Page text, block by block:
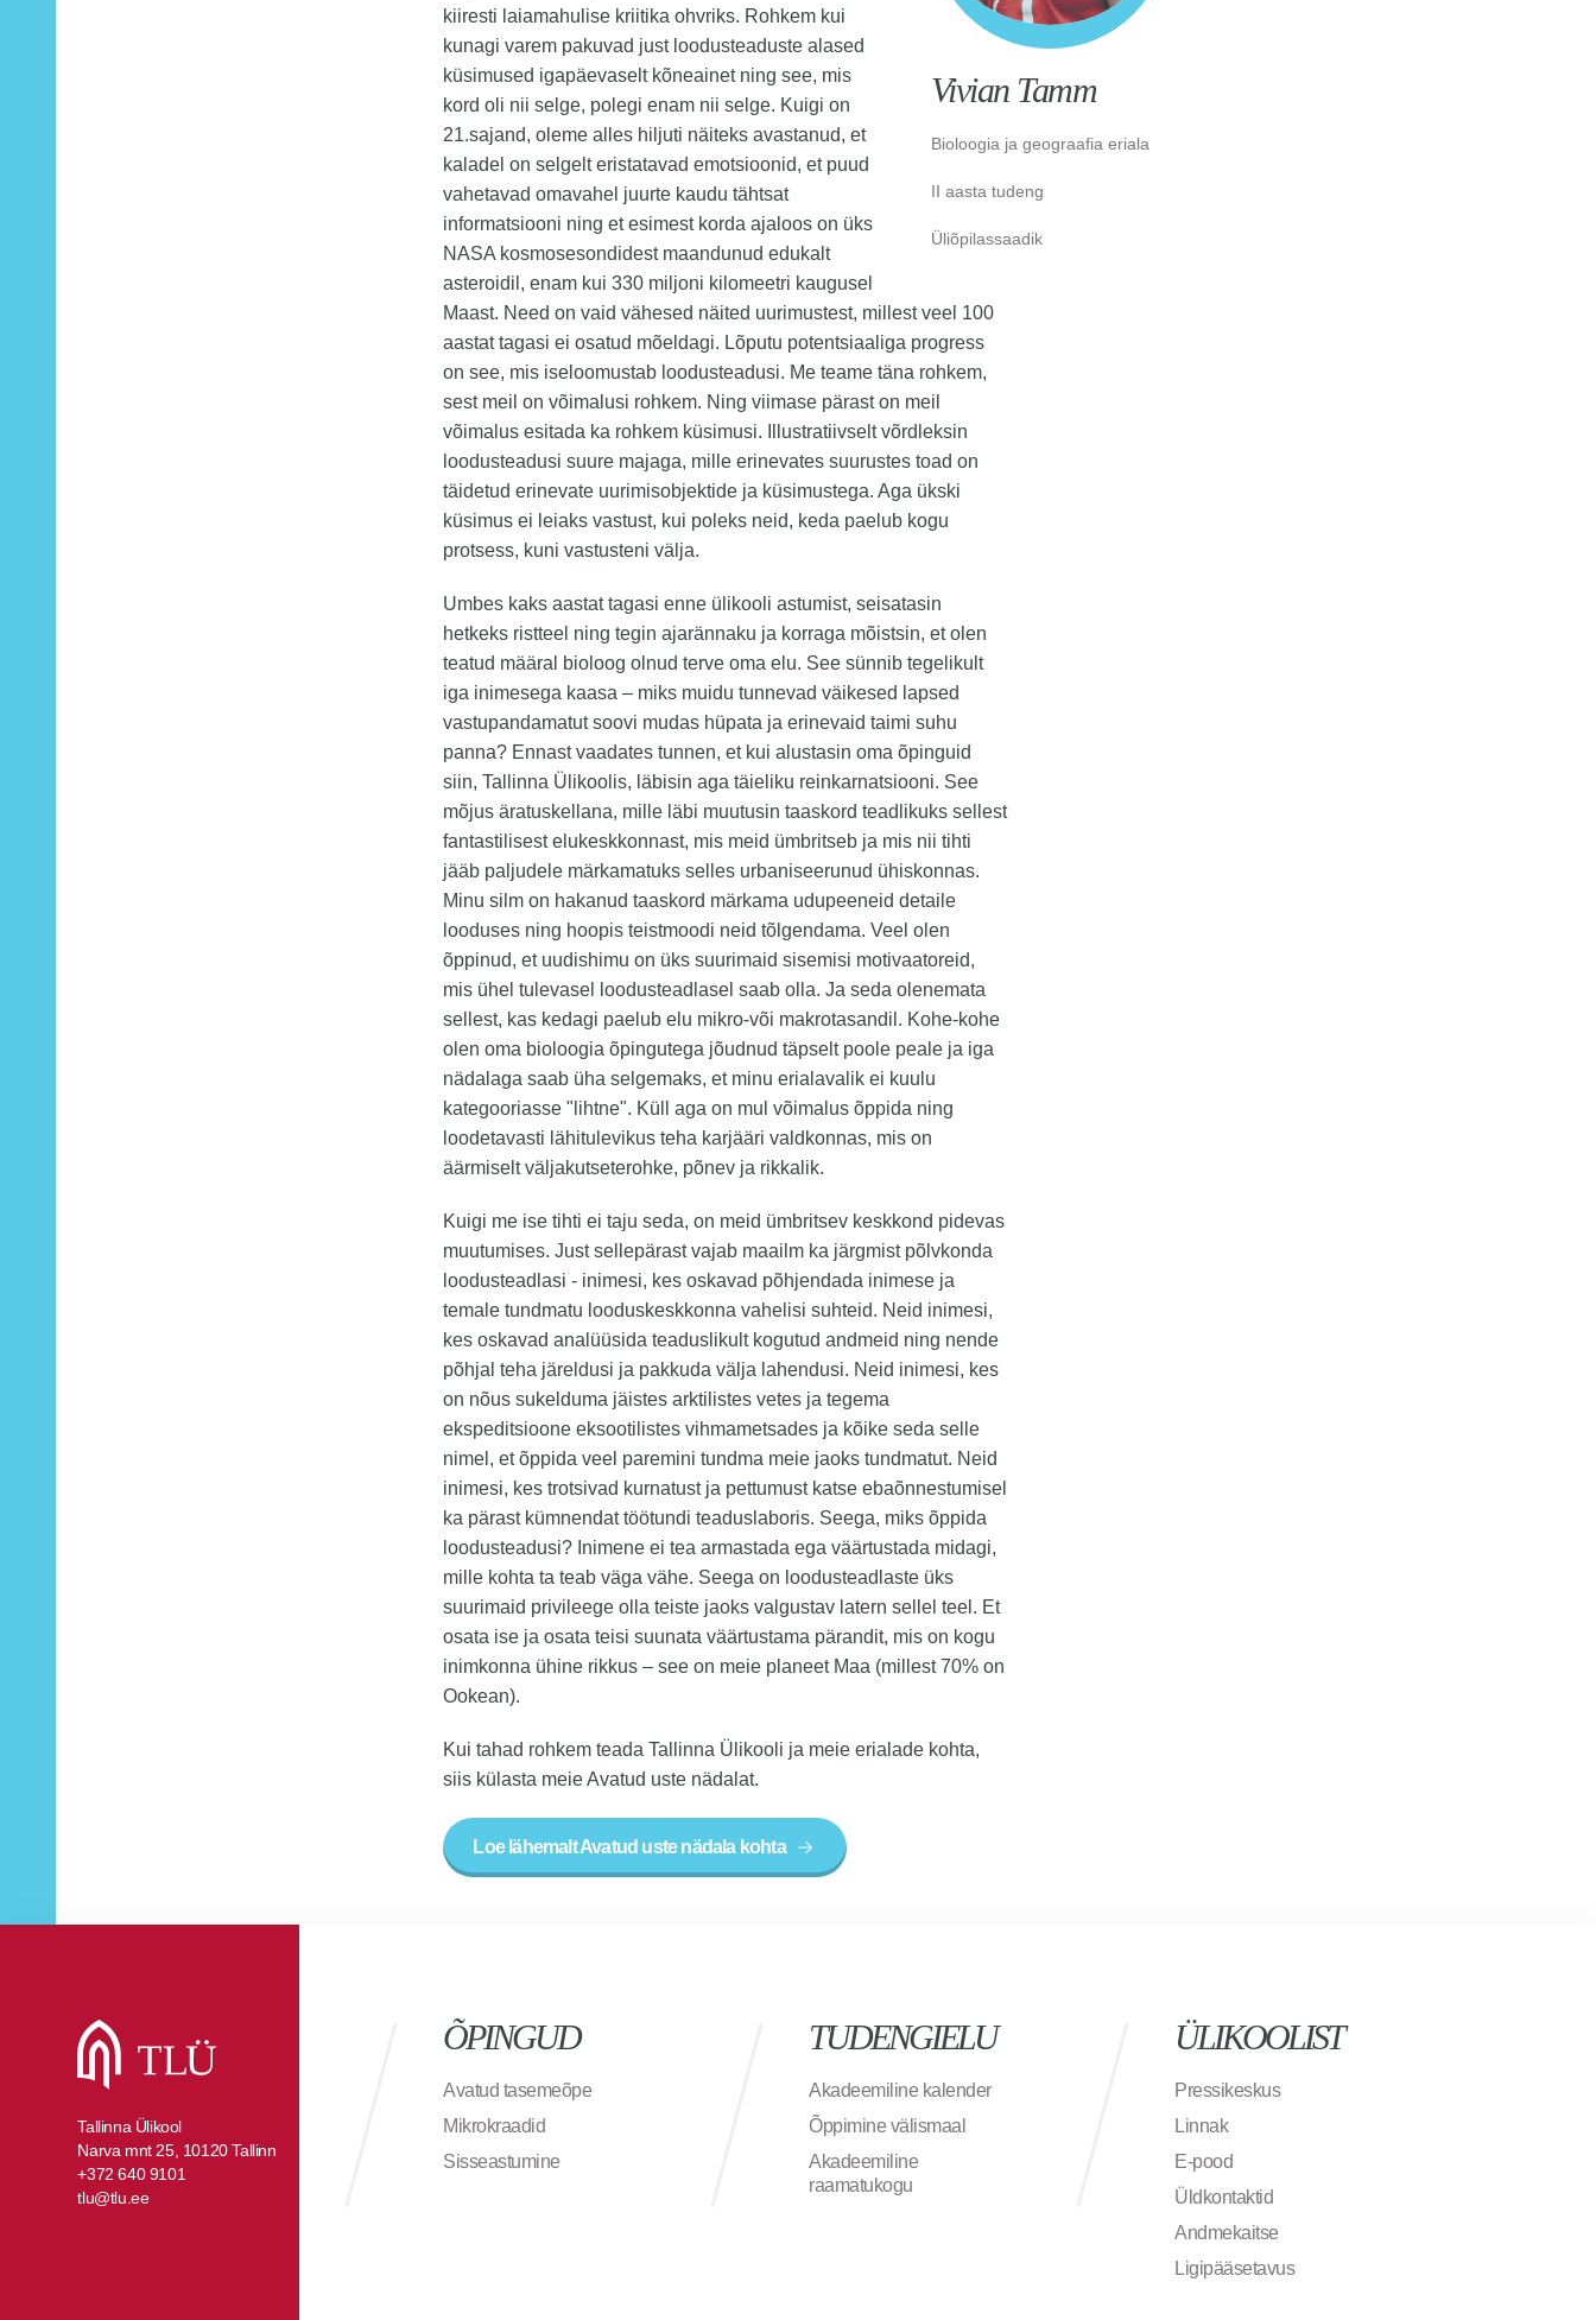
Vivian Tamm
Bioloogia ja geograafia eriala
II aasta tudeng
Üliõpilassaadik
kiiresti laiamahulise kriitika ohvriks. Rohkem kui
kunagi varem pakuvad just loodusteaduste alased
küsimused igapäevaselt kõneainet ning see, mis
kord oli nii selge, polegi enam nii selge. Kuigi on
21.sajand, oleme alles hiljuti näiteks avastanud, et
kaladel on selgelt eristatavad emotsioonid, et puud
vahetavad omavahel juurte kaudu tähtsat
informatsiooni ning et esimest korda ajaloos on üks
NASA kosmosesondidest maandunud edukalt
asteroidil, enam kui 330 miljoni kilomeetri kaugusel
Maast. Need on vaid vähesed näited uurimustest, millest veel 100
aastat tagasi ei osatud mõeldagi. Lõputu potentsiaaliga progress
on see, mis iseloomustab loodusteadusi. Me teame täna rohkem,
sest meil on võimalusi rohkem. Ning viimase pärast on meil
võimalus esitada ka rohkem küsimusi. Illustratiivselt võrdleksin
loodusteadusi suure majaga, mille erinevates suurustes toad on
täidetud erinevate uurimisobjektide ja küsimustega. Aga ükski
küsimus ei leiaks vastust, kui poleks neid, keda paelub kogu
protsess, kuni vastusteni välja.
Umbes kaks aastat tagasi enne ülikooli astumist, seisatasin
hetkeks ristteel ning tegin ajarännaku ja korraga mõistsin, et olen
teatud määral bioloog olnud terve oma elu. See sünnib tegelikult
iga inimesega kaasa – miks muidu tunnevad väikesed lapsed
vastupandamatut soovi mudas hüpata ja erinevaid taimi suhu
panna? Ennast vaadates tunnen, et kui alustasin oma õpinguid
siin, Tallinna Ülikoolis, läbisin aga täieliku reinkarnatsiooni. See
mõjus äratuskellana, mille läbi muutusin taaskord teadlikuks sellest
fantastilisest elukeskkonnast, mis meid ümbritseb ja mis nii tihti
jääb paljudele märkamatuks selles urbaniseerunud ühiskonnas.
Minu silm on hakanud taaskord märkama udupeeneid detaile
looduses ning hoopis teistmoodi neid tõlgendama. Veel olen
õppinud, et uudishimu on üks suurimaid sisemisi motivaatoreid,
mis ühel tulevasel loodusteadlasel saab olla. Ja seda olenemata
sellest, kas kedagi paelub elu mikro-või makrotasandil. Kohe-kohe
olen oma bioloogia õpingutega jõudnud täpselt poole peale ja iga
nädalaga saab üha selgemaks, et minu erialavalik ei kuulu
kategooriasse "lihtne". Küll aga on mul võimalus õppida ning
loodetavasti lähitulevikus teha karjääri valdkonnas, mis on
äärmiselt väljakutseterohke, põnev ja rikkalik.
Kuigi me ise tihti ei taju seda, on meid ümbritsev keskkond pidevas
muutumises. Just sellepärast vajab maailm ka järgmist põlvkonda
loodusteadlasi - inimesi, kes oskavad põhjendada inimese ja
temale tundmatu looduskeskkonna vahelisi suhteid. Neid inimesi,
kes oskavad analüüsida teaduslikult kogutud andmeid ning nende
põhjal teha järeldusi ja pakkuda välja lahendusi. Neid inimesi, kes
on nõus sukelduma jäistes arktilistes vetes ja tegema
ekspeditsioone eksootilistes vihmametsades ja kõike seda selle
nimel, et õppida veel paremini tundma meie jaoks tundmatut. Neid
inimesi, kes trotsivad kurnatust ja pettumust katse ebaõnnestumisel
ka pärast kümnendat töötundi teaduslaboris. Seega, miks õppida
loodusteadusi? Inimene ei tea armastada ega väärtustada midagi,
mille kohta ta teab väga vähe. Seega on loodusteadlaste üks
suurimaid privileege olla teiste jaoks valgustav latern sellel teel. Et
osata ise ja osata teisi suunata väärtustama pärandit, mis on kogu
inimkonna ühine rikkus – see on meie planeet Maa (millest 70% on
Ookean).
Kui tahad rohkem teada Tallinna Ülikooli ja meie erialade kohta,
siis külasta meie Avatud uste nädalat.
Loe lähemalt Avatud uste nädala kohta
Tallinna Ülikool
Narva mnt 25, 10120 Tallinn
+372 640 9101
tlu@tlu.ee
ÕPINGUD
Avatud tasemeõpe
Mikrokraadid
Sisseastumine
TUDENGIELU
Akadeemiline kalender
Õppimine välismaal
Akadeemiline
raamatukogu
ÜLIKOOLIST
Pressikeskus
Linnak
E-pood
Üldkontaktid
Andmekaitse
Ligipääsetavus